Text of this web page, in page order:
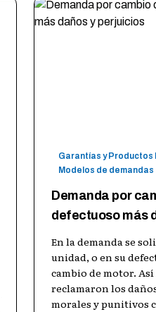
Garantías y
Modelos de demandas
Demanda por
defectuoso más
En la demanda se
unidad, o en su
cambio de motor.
reclamaron los
morales y punitivos